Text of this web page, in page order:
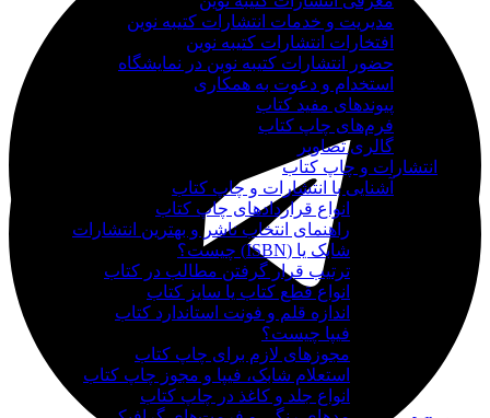
مدیریت و خدمات انتشارات کتیبه نوین
افتخارات انتشارات کتیبه نوین
حضور انتشارات کتیبه نوین در نمایشگاه‌
استخدام و دعوت به همکاری
پیوندهای مفید کتاب
فرم‌های چاپ کتاب
گالری تصاویر
انتشارات و چاپ کتاب
آشنایی با انتشارات و چاپ کتاب
انواع قراردادهای چاپ کتاب
راهنمای انتخاب ناشر و بهترین انتشارات
شابک یا (ISBN) چیست؟
ترتیب قرار گرفتن مطالب در کتاب
انواع قطع کتاب یا سایز کتاب
اندازه قلم و فونت استاندارد کتاب
فیپا چیست؟
مجوزهای لازم برای چاپ کتاب
استعلام شابک، فیپا و مجوز چاپ کتاب
انواع جلد و کاغذ در چاپ کتاب